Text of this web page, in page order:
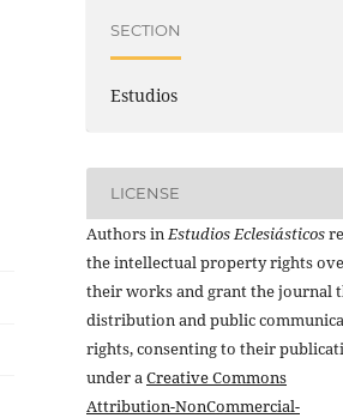
SECTION
Estudios
LICENSE
Authors inEstudios Eclesiásticos
the intellectual property rights
their works and grant the journal
distribution and public
rights, consenting to their
under aCreative Commons
Attribution-NonCommercial-